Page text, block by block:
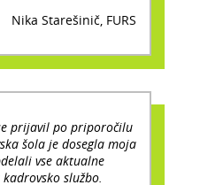
Nika Starešinič, FURS
prijavil po priporočilu
šola je dosegla moja
vse aktualne
službo.